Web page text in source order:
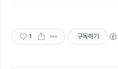
1 구독하기